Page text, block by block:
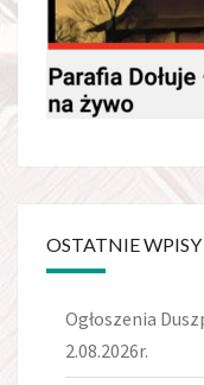
OSTATNIE WPISY
Ogłoszenia
2.08.2026r.